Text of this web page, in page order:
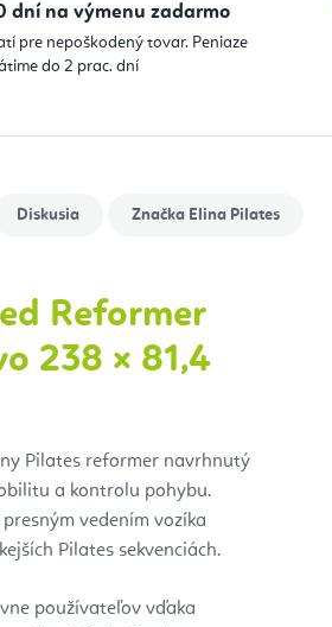
dní na výmenu zadarmo
pre nepoškodený tovar. Peniaze
do 2 prac. dní
Diskusia Značka Elina Pilates
Reformer
238 × 81,4
Pilates reformer navrhnutý
a kontrolu pohybu.
vedením vozíka
Pilates sekvenciách.
používateľov vďaka